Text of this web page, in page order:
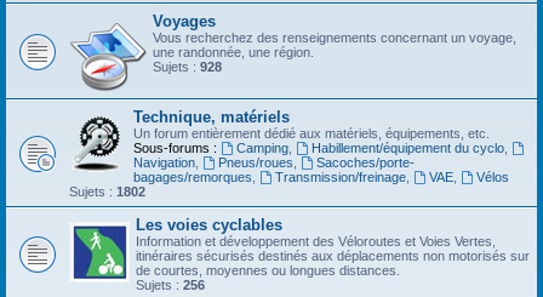
Voyages
Vous recherchez des renseignements concernant un voyage,
une randonnée, une région.
Sujets : 928
Technique, matériels
Un forum entièrement dédié aux matériels, équipements, etc.
Sous-forums :
Camping, Habillement/équipement du cyclo,
Navigation
Pneus/roues
Sacoches/porte-
bagages/remorques
Transmission/freinage, VAE,
Vélos
Sujets : 1802
Les voies cyclables
Information et développement des Véloroutes et Voies Vertes,
itinéraires sécurisés destinés aux déplacements non motorisés sur
de courtes, moyennes ou longues distances.
Sujets : 256